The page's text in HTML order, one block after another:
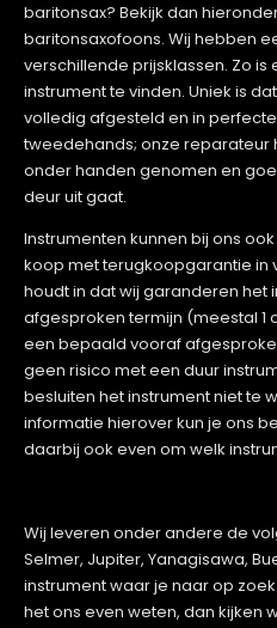
baritonsax? Bekijk dan
baritonsaxofoons. Wij hebben
verschillende prijsklassen. Zo
instrument te vinden. Uniek is
volledig afgesteld en in
tweedehands; onze reparateur
onder handen genomen en
deur uit gaat.
Instrumenten kunnen bij ons
koop met terugkoopgarantie in
houdt in dat wij garanderen het
afgesproken termijn (meestal 1
een bepaald vooraf
geen risico met een duur
besluiten het instrument niet te
informatie hierover kun je ons
daarbij ook even om welk
Wij leveren onder andere de
Selmer, Jupiter, Yanagisawa,
instrument waar je naar op
het ons even weten, dan kijken